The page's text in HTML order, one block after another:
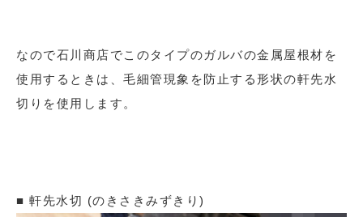
なので石川商店でこのタイプのガルバの金属屋根材を
使用するときは、毛細管現象を防止する形状の軒先水
切りを使用します。
■ 軒先水切 (のきさきみずきり)